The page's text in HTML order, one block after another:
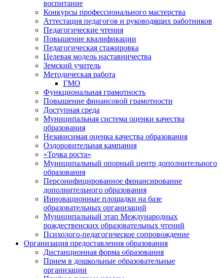
воспитание
Конкурсы профессионального мастерства
Аттестация педагогов и руководящих работников
Педагогические чтения
Повышение квалификации
Педагогическая стажировка
Целевая модель наставничества
Земский учитель
Методическая работа
ГМО
Функциональная грамотность
Повышение финансовой грамотности
Доступная среда
Муниципальная система оценки качества
образования
Независимая оценка качества образования
Оздоровительная кампания
«Точка роста»
Муниципальный опорный центр дополнительного
образования
Персонифицированное финансирование
дополнительного образования
Инновационные площадки на базе
образовательных организаций
Муниципальный этап Международных
рождественских образовательных чтений
Психолого-педагогическое сопровождение
Организация предоставления образования
Дистанционная форма образования
Прием в дошкольные образовательные
организации